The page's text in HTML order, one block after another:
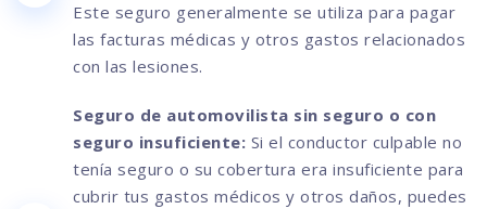
Este seguro generalmente se utiliza para pagar
las facturas médicas y otros gastos relacionados
con las lesiones.
Seguro de automovilista sin seguro o con
seguro insuficiente: Si el conductor culpable no
tenía seguro o su cobertura era insuficiente para
cubrir tus gastos médicos y otros daños, puedes